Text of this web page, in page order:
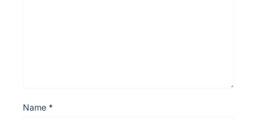
Name *